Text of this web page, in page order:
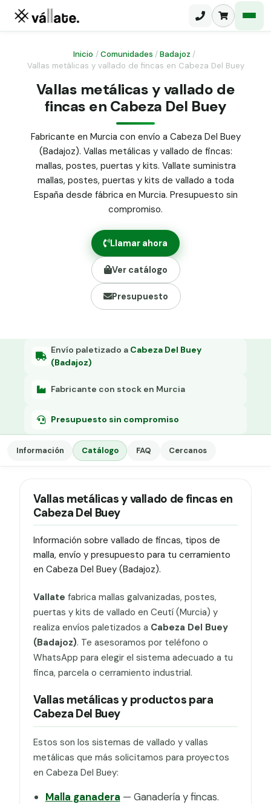
Malla ganadera
Malla simple torsión
Malla triple torsión
Panel malla H.
Puerta abatible dos hojas
Puerta acceso peatonal
Poste malla Hércules
Poste malla simple torsión
Alambre de espino galvanizado
Abrazadera PVC malla H.
Grapa malla H.
Grapadora
Tensor galvanizado
Inicio /Comunidades /Badajoz /
Vallas metálicas y vallado de fincas en Cabeza Del Buey
Vallas metálicas y vallado de
fincas en Cabeza Del Buey
Fabricante en Murcia con envío a Cabeza Del Buey
(Badajoz). Vallas metálicas y vallado de fincas:
mallas, postes, puertas y kits. Vallate suministra
mallas, postes, puertas y kits de vallado a toda
España desde fábrica en Murcia. Presupuesto sin
compromiso.
Llamar ahora
Ver catálogo
Presupuesto
Envío paletizado a Cabeza Del Buey
(Badajoz)
Fabricante con stock en Murcia
Presupuesto sin compromiso
Información Catálogo FAQ Cercanos
Vallas metálicas y vallado de fincas en
Cabeza Del Buey
Información sobre vallado de fincas, tipos de
malla, envío y presupuesto para tu cerramiento
en Cabeza Del Buey (Badajoz).
Vallate fabrica mallas galvanizadas, postes,
puertas y kits de vallado en Ceutí (Murcia) y
realiza envíos paletizados a Cabeza Del Buey
(Badajoz). Te asesoramos por teléfono o
WhatsApp para elegir el sistema adecuado a tu
finca, parcela o cerramiento industrial.
Vallas metálicas y productos para
Cabeza Del Buey
Estos son los sistemas de vallado y vallas
metálicas que más solicitamos para proyectos
en Cabeza Del Buey:
Malla ganadera — Ganadería y fincas.